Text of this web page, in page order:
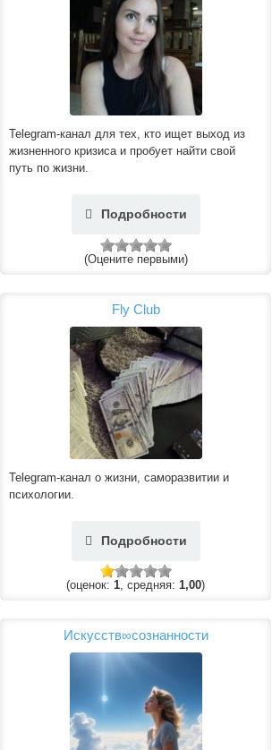
Telegram-канал для тех, кто ищет выход из
жизненного кризиса и пробует найти свой
путь по жизни.
Подробности
(Оцените первыми)
Fly Club
Telegram-канал о жизни, саморазвитии и
психологии.
Подробности
(оценок: 1, средняя: 1,00)
Искусств∞сознанности